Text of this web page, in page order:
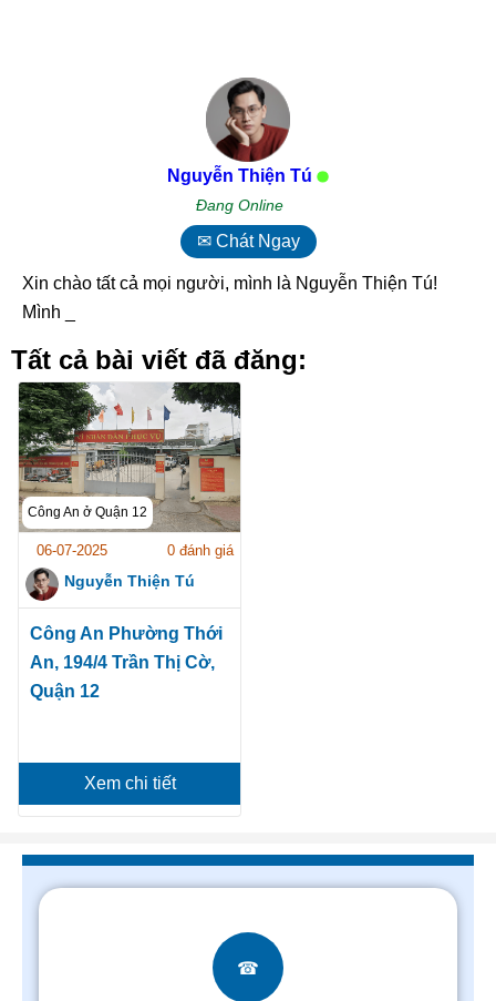
Nguyễn Thiện Tú
Đang Online
✉ Chát Ngay
Xin chào tất cả mọi người, mình là Nguyễn Thiện Tú!
Mình rấ_
Tất cả bài viết đã đăng:
Công An ở Quận 12
06-07-2025 0 đánh giá
Nguyễn Thiện Tú
Công An Phường Thới
An, 194/4 Trần Thị Cờ,
Quận 12
Xem chi tiết
☎